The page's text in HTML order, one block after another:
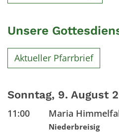
Unsere
Aktueller Pfarrbrief
Sonntag, 9. August
11:00 Maria
Niederbreisig